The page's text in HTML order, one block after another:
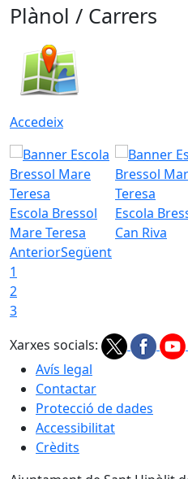
Plànol / Carrers
Accedeix
Escola Bressol
Mare Teresa
Escola
Can Riva
AnteriorSegüent
1
2
3
Xarxes socials:
Avís legal
Contactar
Protecció de dades
Accessibilitat
Crèdits